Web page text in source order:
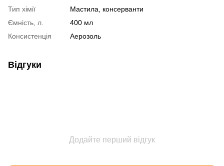
Тип хімії
Мастила, консерванти
Ємність, л.
400 мл
Консистенція
Аерозоль
Відгуки
Додайте перший відгук